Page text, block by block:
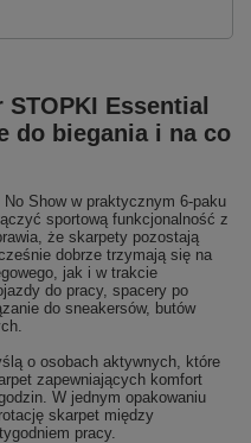
Essential
do biegania i na co
Show w praktycznym 6‑paku
sportową funkcjonalność z
że skarpety pozostają
dobrze trzymają się na
jak i w trakcie
do pracy, spacery po
do sneakersów, butów
o osobach aktywnych, które
zapewniających komfort
W jednym opakowaniu
skarpet między
pracy.